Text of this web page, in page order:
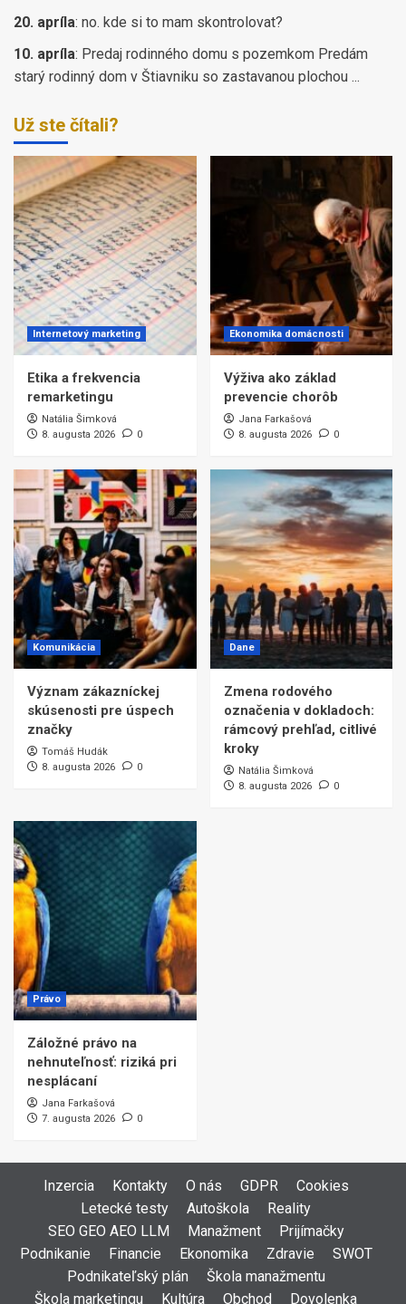
20. apríla: no. kde si to mam skontrolovat?
10. apríla: Predaj rodinného domu s pozemkom Predám
starý rodinný dom v Štiavniku so zastavanou plochou ...
Už ste čítali?
Internetový marketing
Etika a frekvencia
remarketingu
Natália Šimková
8. augusta 2026
0
Ekonomika domácnosti
Výživa ako základ
prevencie chorôb
Jana Farkašová
8. augusta 2026
0
Komunikácia
Význam zákazníckej
skúsenosti pre úspech
značky
Tomáš Hudák
8. augusta 2026
0
Dane
Zmena rodového
označenia v dokladoch:
rámcový prehľad, citlivé
kroky
Natália Šimková
8. augusta 2026
0
Právo
Záložné právo na
nehnuteľnosť: riziká pri
nesplácaní
Jana Farkašová
7. augusta 2026
0
Inzercia Kontakty O nás GDPR
Cookies
Letecké testy
Autoškola
Reality
SEO GEO AEO LLM
Manažment
Prijímačky
Podnikanie
Financie Ekonomika Zdravie
SWOT
Podnikateľský plán
Škola manažmentu
Škola marketingu
Kultúra Obchod Dovolenka